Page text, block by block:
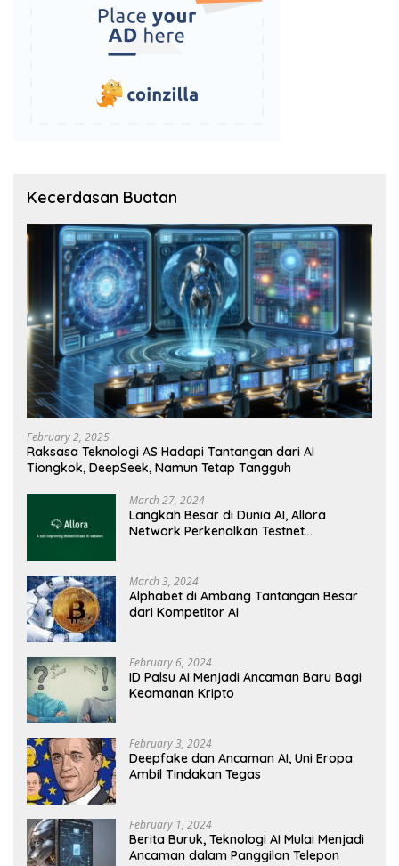
Kecerdasan Buatan
February 2, 2025
Raksasa Teknologi AS Hadapi Tantangan dari AI
Tiongkok, DeepSeek, Namun Tetap Tangguh
March 27, 2024
Langkah Besar di Dunia AI, Allora
Network Perkenalkan Testnet
March 3, 2024
Alphabet di Ambang Tantangan Besar
dari Kompetitor AI
February 6, 2024
ID Palsu AI Menjadi Ancaman Baru Bagi
Keamanan Kripto
February 3, 2024
Deepfake dan Ancaman AI, Uni Eropa
Ambil Tindakan Tegas
February 1, 2024
Berita Buruk, Teknologi AI Mulai Menjadi
Ancaman dalam Panggilan Telepon